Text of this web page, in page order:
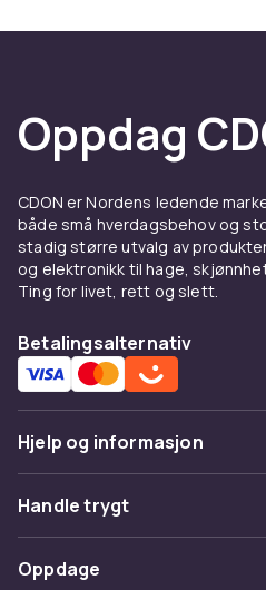
Oppdag
CDON er Nordens ledende
både små hverdagsbehov og
stadig større utvalg av
og elektronikk til hage,
Ting for livet, rett og slett.
Betalingsalternativ
Hjelp og informasjon
Vanlige spørsmål
Spor pakke
Handle trygt
Betaling
Oppdage